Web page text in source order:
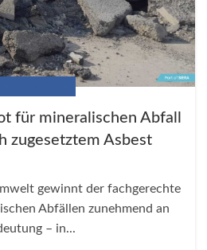
für mineralischen Abfall
zugesetztem Asbest
gewinnt der fachgerechte
Abfällen zunehmend an
– in...